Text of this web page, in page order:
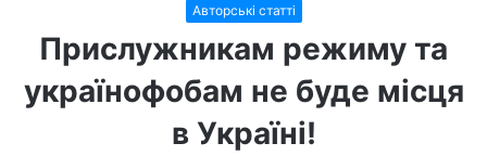
Авторські статті
Прислужникам режиму та
українофобам не буде місця
в Україні!